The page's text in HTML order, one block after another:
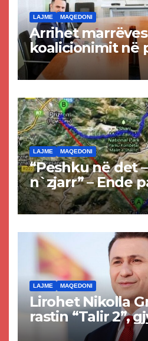
LAJME MAQEDONI
Arrihet
koalicionimit në
Kurtit dhe
LAJME MAQEDONI
“Peshku në det
n`zjarr” – Ende
projekti i tunelit,
Tetovës nis
LAJME MAQEDONI
Lirohet Nikolla
rastin “Talir 2”,
akuzat për